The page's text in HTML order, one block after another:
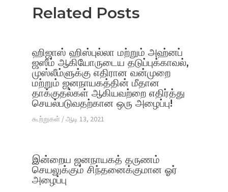
Related Posts
ஹிஜாஸ் ஹிஸ்புல்லா மற்றும் அஹ்னப்
ஜஸீம் ஆகியோருடைய தடுப்புக்காவல்,
முஸ்லீம்ளுக்கு எதிரான வன்முறை
மற்றும் ஜனநாயகத்தின் மீதான
தாக்குதல்கள் ஆகியவற்றை எதிர்த்து
செயல்படுவதற்கான ஒரு அழைப்பு!
கூற்றுகள்/ஆடி 13, 2021
இன்றைய ஜனநாயகத் தருணம்
செயலுக்கும் சிந்தனைக்குமான ஓர்
அழைப்பு